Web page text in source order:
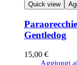
Quick view
Gentledog
15,00 €
Aggiungi